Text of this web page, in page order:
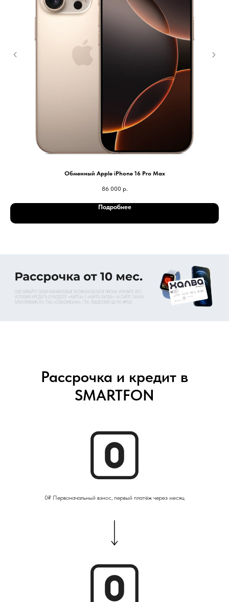
Обменный Apple iPhone 16 Pro Max
86 000 р.
Подробнее
Рассрочка и кредит в
SMARTFON
0₽ Первоначальный взнос, первый платёж через месяц